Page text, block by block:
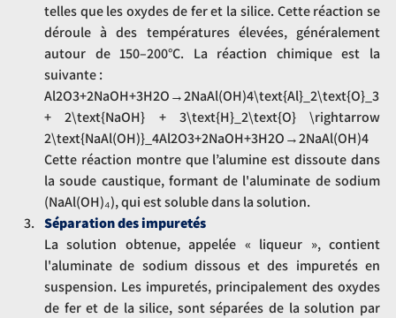
telles que les oxydes de fer et la silice. Cette réaction se
déroule à des températures élevées, généralement
autour de 150–200°C. La réaction chimique est la
suivante :
Al2O3+2NaOH+3H2O→2NaAl(OH)4\text{Al}_2\text{O}_3
+ 2\text{NaOH} + 3\text{H}_2\text{O} \rightarrow
2\text{NaAl(OH)}_4Al2​O3​+2NaOH+3H2​O→2NaAl(OH)4​
Cette réaction montre que l’alumine est dissoute dans
la soude caustique, formant de l'aluminate de sodium
(NaAl(OH)₄), qui est soluble dans la solution.
Séparation des impuretés
La solution obtenue, appelée « liqueur », contient
l'aluminate de sodium dissous et des impuretés en
suspension. Les impuretés, principalement des oxydes
de fer et de la silice, sont séparées de la solution par